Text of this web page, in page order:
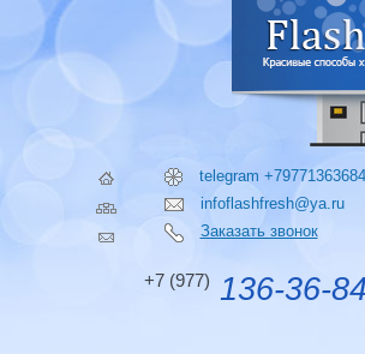
telegram +79771363684
infoflashfresh@ya.ru
Заказать звонок
+7 (977) 136-36-